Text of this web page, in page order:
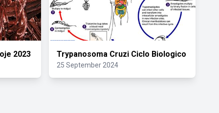
2023 Trypanosoma Cruzi Ciclo Biologico
25 September 2024